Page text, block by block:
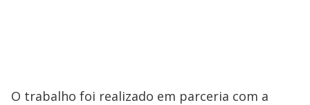
O trabalho foi realizado em parceria com a